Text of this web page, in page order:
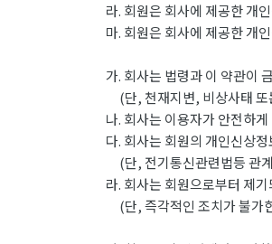
라. 회원은 회사에 제공한 개
마. 회원은 회사에 제공한 개
가. 회사는 법령과 이 약관이
(단, 천재지변, 비상사태 또
나. 회사는 이용자가 안전하
다. 회사는 회원의 개인신상
(단, 전기통신관련법등 관계
라. 회사는 회원으로부터 제
(단, 즉각적인 조치가 불가한